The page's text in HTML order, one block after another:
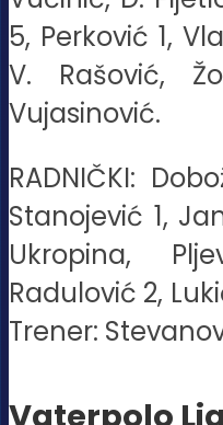
5, Perković 1,
V. Rašović,
Vujasinović.
RADNIČKI:
Stanojević 1,
Ukropina,
Radulović 2,
Trener:
Vaterpolo